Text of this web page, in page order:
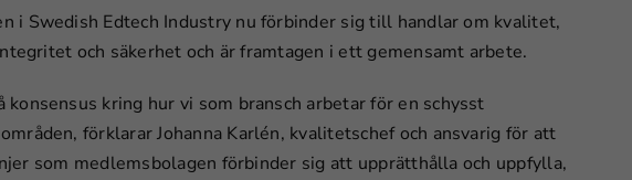
i Swedish Edtech Industry nu förbinder sig till handlar om kvalitet,
och säkerhet och är framtagen i ett gemensamt arbete.
kring hur vi som bransch arbetar för en schysst
förklarar Johanna Karlén, kvalitetschef och ansvarig för att
som medlemsbolagen förbinder sig att upprätthålla och uppfylla,